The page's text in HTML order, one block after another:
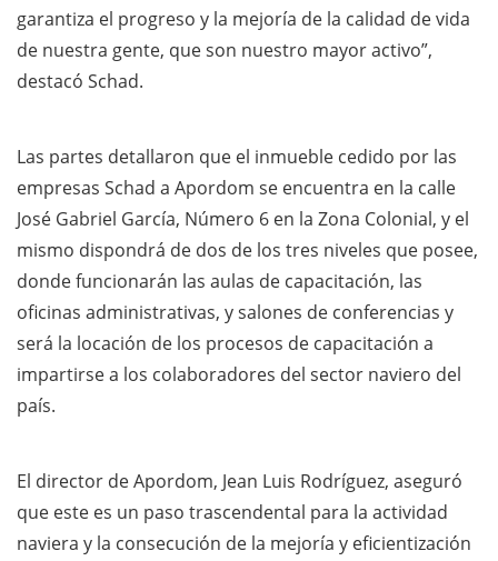
garantiza el progreso y la mejoría de la calidad de vida
de nuestra gente, que son nuestro mayor activo”,
destacó Schad.
Las partes detallaron que el inmueble cedido por las
empresas Schad a Apordom se encuentra en la calle
José Gabriel García, Número 6 en la Zona Colonial, y el
mismo dispondrá de dos de los tres niveles que posee,
donde funcionarán las aulas de capacitación, las
oficinas administrativas, y salones de conferencias y
será la locación de los procesos de capacitación a
impartirse a los colaboradores del sector naviero del
país.
El director de Apordom, Jean Luis Rodríguez, aseguró
que este es un paso trascendental para la actividad
naviera y la consecución de la mejoría y eficientización